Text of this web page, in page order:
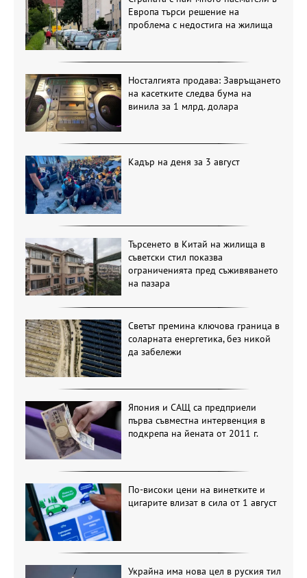
Европа търси решение на
проблема с недостига на жилища
Носталгията продава: Завръщането
на касетките следва бума на
винила за 1 млрд. долара
Кадър на деня за 3 август
Търсенето в Китай на жилища в
съветски стил показва
ограниченията пред съживяването
на пазара
Светът премина ключова граница в
соларната енергетика, без никой
да забележи
Япония и САЩ са предприели
първа съвместна интервенция в
подкрепа на йената от 2011 г.
По-високи цени на винетките и
цигарите влизат в сила от 1 август
Украйна има нова цел в руския тил